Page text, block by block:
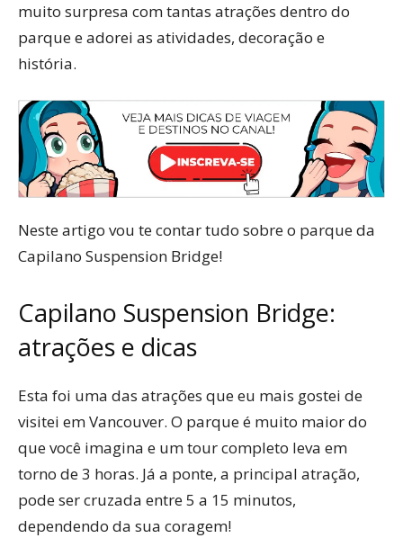
muito surpresa com tantas atrações dentro do
parque e adorei as atividades, decoração e
história.
Neste artigo vou te contar tudo sobre o parque da
Capilano Suspension Bridge!
Capilano Suspension Bridge:
atrações e dicas
Esta foi uma das atrações que eu mais gostei de
visitei em Vancouver. O parque é muito maior do
que você imagina e um tour completo leva em
torno de 3 horas. Já a ponte, a principal atração,
pode ser cruzada entre 5 a 15 minutos,
dependendo da sua coragem!